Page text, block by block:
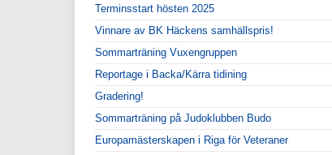
Terminsstart hösten 2025
Vinnare av BK Häckens samhällspris!
Sommarträning Vuxengruppen
Reportage i Backa/Kärra tidining
Gradering!
Sommarträning på Judoklubben Budo
Europamästerskapen i Riga för Veteraner